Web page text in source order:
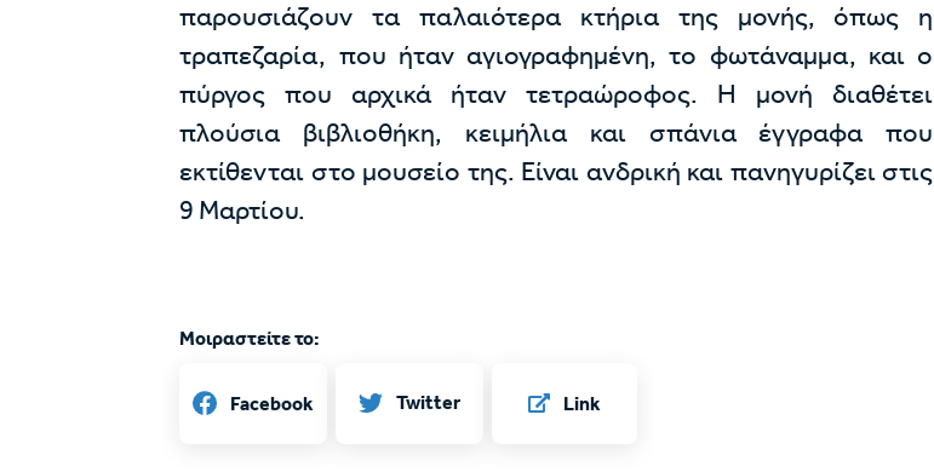
παρουσιάζουν τα παλαιότερα κτήρια της μονής, όπως η
τραπεζαρία, που ήταν αγιογραφημένη, το φωτάναμμα, και ο
πύργος που αρχικά ήταν τετραώροφος. Η μονή διαθέτει
πλούσια βιβλιοθήκη, κειμήλια και σπάνια έγγραφα που
εκτίθενται στο μουσείο της. Είναι ανδρική και πανηγυρίζει στις
9 Μαρτίου.
Μοιραστείτε το:
Facebook Twitter Link